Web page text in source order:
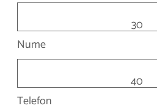
30
Nume
40
Telefon